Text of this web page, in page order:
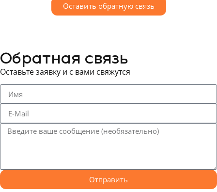
Оставить обратную связь
Обратная связь
Оставьте заявку и с вами свяжутся
Отправить